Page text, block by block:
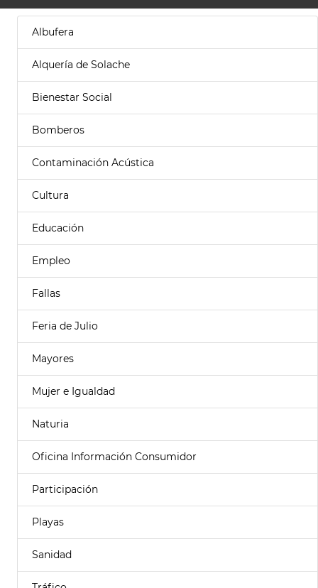
Albufera
Alquería de Solache
Bienestar Social
Bomberos
Contaminación Acústica
Cultura
Educación
Empleo
Fallas
Feria de Julio
Mayores
Mujer e Igualdad
Naturia
Oficina Información Consumidor
Participación
Playas
Sanidad